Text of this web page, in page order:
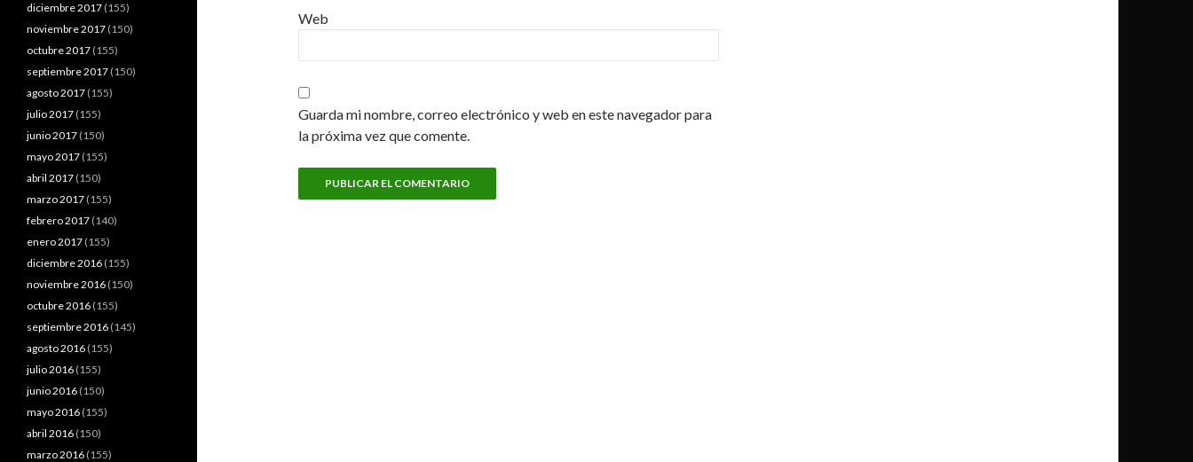
Web
Guarda mi nombre, correo electrónico y web en este navegador para
la próxima vez que comente.
diciembre 2017 (155)
noviembre 2017 (150)
octubre 2017 (155)
septiembre 2017 (150)
agosto 2017 (155)
julio 2017 (155)
junio 2017 (150)
mayo 2017 (155)
abril 2017 (150)
marzo 2017 (155)
febrero 2017 (140)
enero 2017 (155)
diciembre 2016 (155)
noviembre 2016 (150)
octubre 2016 (155)
septiembre 2016 (145)
agosto 2016 (155)
julio 2016 (155)
junio 2016 (150)
mayo 2016 (155)
abril 2016 (150)
marzo 2016 (155)